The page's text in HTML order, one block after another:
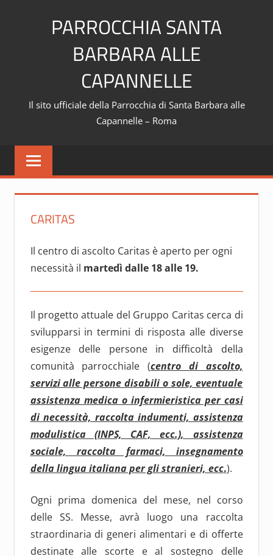
PARROCCHIA SANTA
BARBARA ALLE
CAPANNELLE
Il sito ufficiale della Parrocchia di Santa Barbara alle
Capannelle – Roma
CARITAS
Il centro di ascolto Caritas è aperto per ogni
necessità il martedì dalle 18 alle 19.
Il progetto attuale del Gruppo Caritas cerca di
svilupparsi in termini di risposta alle diverse
esigenze delle persone in difficoltà della
comunità parrocchiale (centro di ascolto,
servizi alle persone disabili o sole, eventuale
assistenza medica o infermieristica per casi
di necessità, raccolta indumenti, assistenza
modulistica (INPS, CAF, ecc.), assistenza
sociale, raccolta farmaci, insegnamento
della lingua italiana per gli stranieri, ecc.).
Ogni prima domenica del mese, nel corso
delle SS. Messe, avrà luogo una raccolta
straordinaria di generi alimentari e di offerte
destinate alle scorte e al sostegno delle